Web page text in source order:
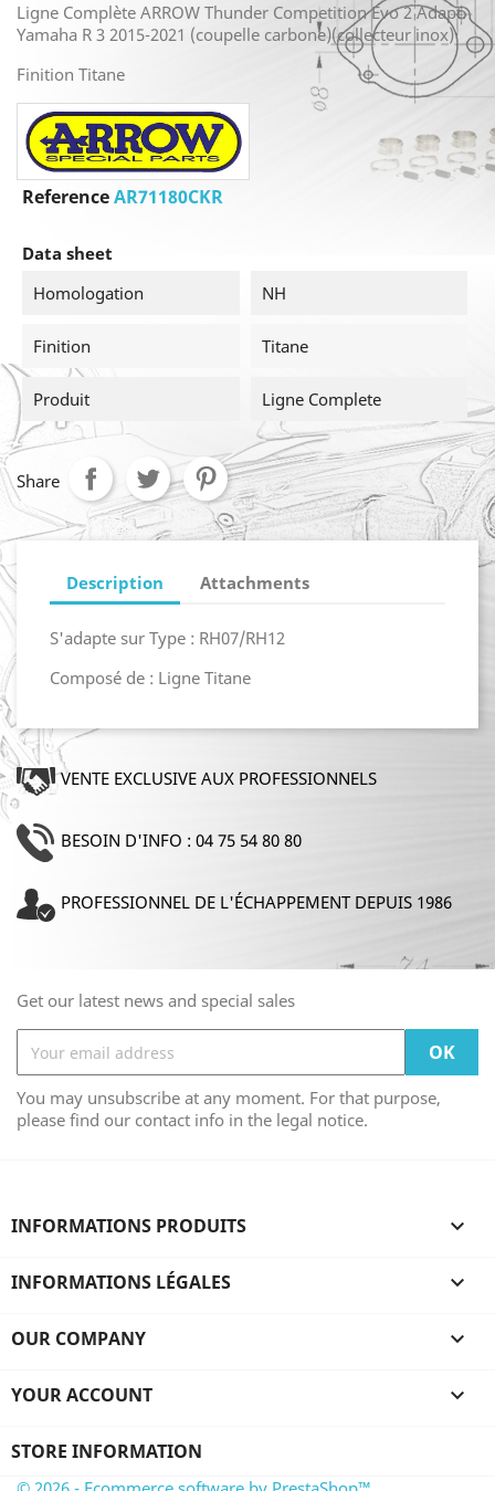
Ligne Complète ARROW Thunder Competition Evo 2 Adapt.
Yamaha R 3 2015-2021 (coupelle carbone)(collecteur inox)
Finition Titane
ReferenceAR71180CKR
Data sheet
Homologation
NH
Finition Titane
Produit Ligne Complete
Share
Description Attachments
S'adapte sur Type : RH07/RH12
Composé de : Ligne Titane
VENTE EXCLUSIVE AUX PROFESSIONNELS
BESOIN D'INFO : 04 75 54 80 80
PROFESSIONNEL DE L'ÉCHAPPEMENT DEPUIS 1986
Get our latest news and special sales
You may unsubscribe at any moment. For that purpose,
please find our contact info in the legal notice.
INFORMATIONS PRODUITS 
INFORMATIONS LÉGALES 
OUR COMPANY 
YOUR ACCOUNT 
STORE INFORMATION